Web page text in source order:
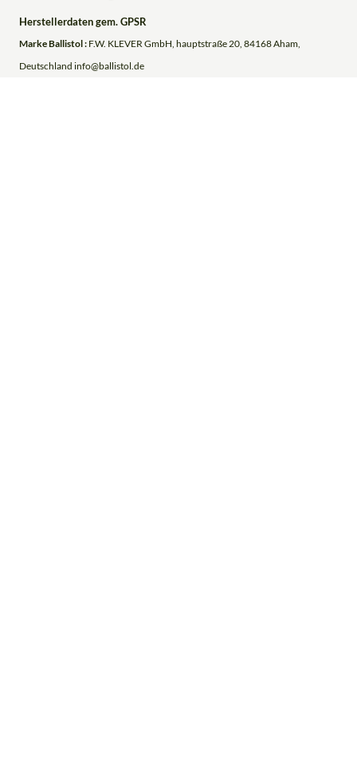
Herstellerdaten gem. GPSR
Marke Ballistol : F.W. KLEVER GmbH, hauptstraße 20, 84168 Aham,
Deutschland info@ballistol.de